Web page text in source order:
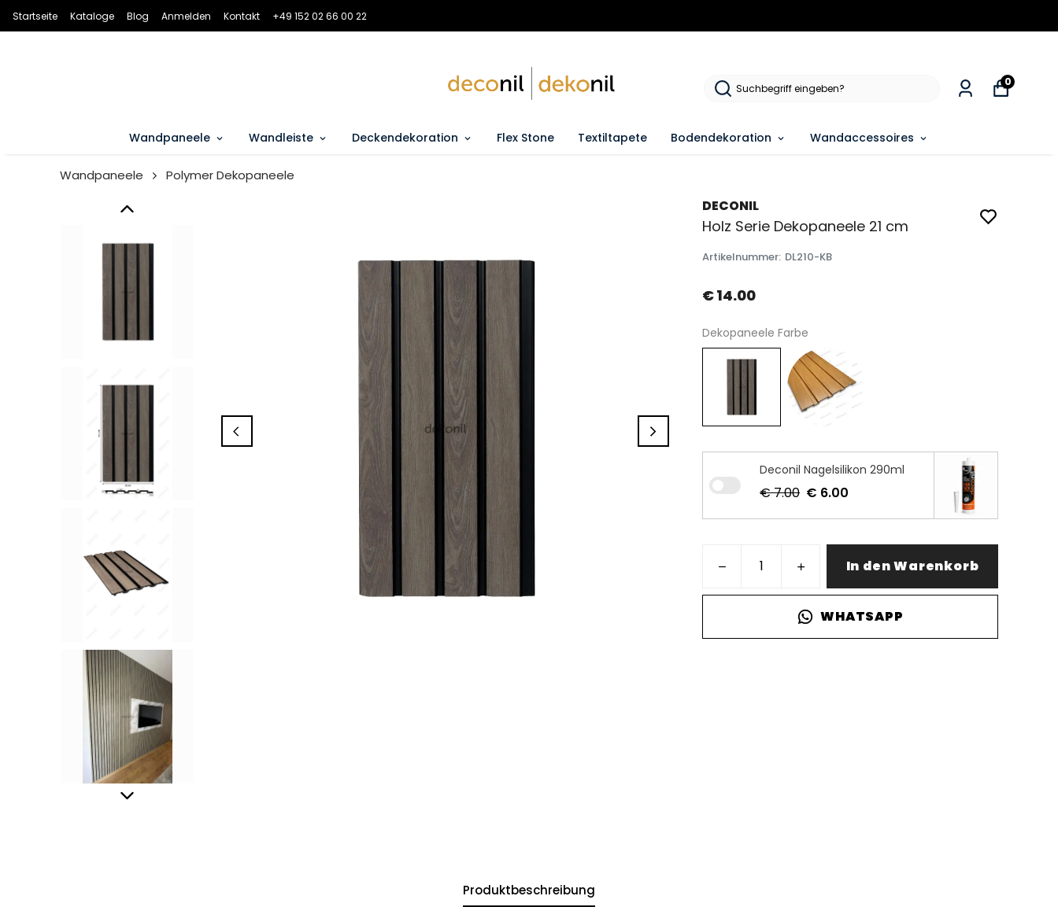
Startseite Kataloge Blog Anmelden Kontakt +49 152 02 66 00 22
Wandpaneele Wandleiste Deckendekoration Flex Stone Textiltapete Bodendekoration Wandaccessoires
0
Wandpaneele Polymer Dekopaneele
DECONIL
Holz Serie Dekopaneele 21 cm
Artikelnummer: DL210-KB
€ 14.00
Dekopaneele Farbe
Deconil Nagelsilikon 290ml
€ 7.00 € 6.00
In den Warenkorb
WHATSAPP
Produktbeschreibung